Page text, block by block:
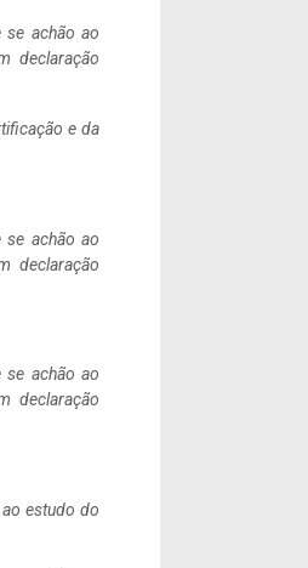
achão ao
declaração
e da
achão ao
declaração
achão ao
declaração
estudo do